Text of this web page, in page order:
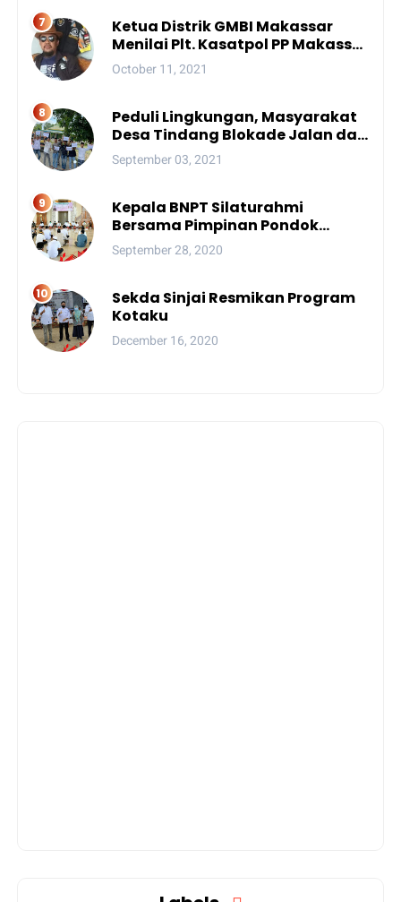
Ketua Distrik GMBI Makassar
Menilai Plt. Kasatpol PP Makassar
Melanggar Kode Etik ASN
October 11, 2021
Peduli Lingkungan, Masyarakat
Desa Tindang Blokade Jalan dan
Lokasi Tambang
September 03, 2021
Kepala BNPT Silaturahmi
Bersama Pimpinan Pondok
Pesantren Se-Sulsel
September 28, 2020
Sekda Sinjai Resmikan Program
Kotaku
December 16, 2020